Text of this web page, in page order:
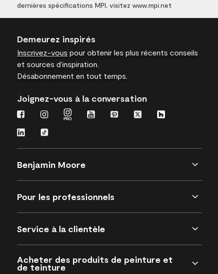
dernières spécifications MPI, visitez www.mpi.net
Demeurez inspirés
Inscrivez-vous pour obtenir les plus récents conseils
et sources d’inspiration.
Désabonnement en tout temps.
Joignez-vous à la conversation
Benjamin Moore
Pour les professionnels
Service à la clientèle
Acheter des produits de peinture et
de teinture